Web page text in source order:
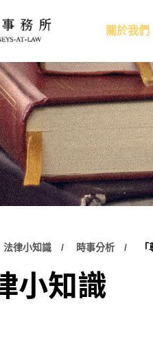
關於我們
法律小知識 時事分析
小知識